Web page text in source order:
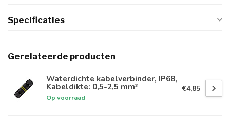
Specificaties
Gerelateerde producten
Waterdichte kabelverbinder, IP68,
Kabeldikte: 0,5-2,5 mm²
Op voorraad
€4,85